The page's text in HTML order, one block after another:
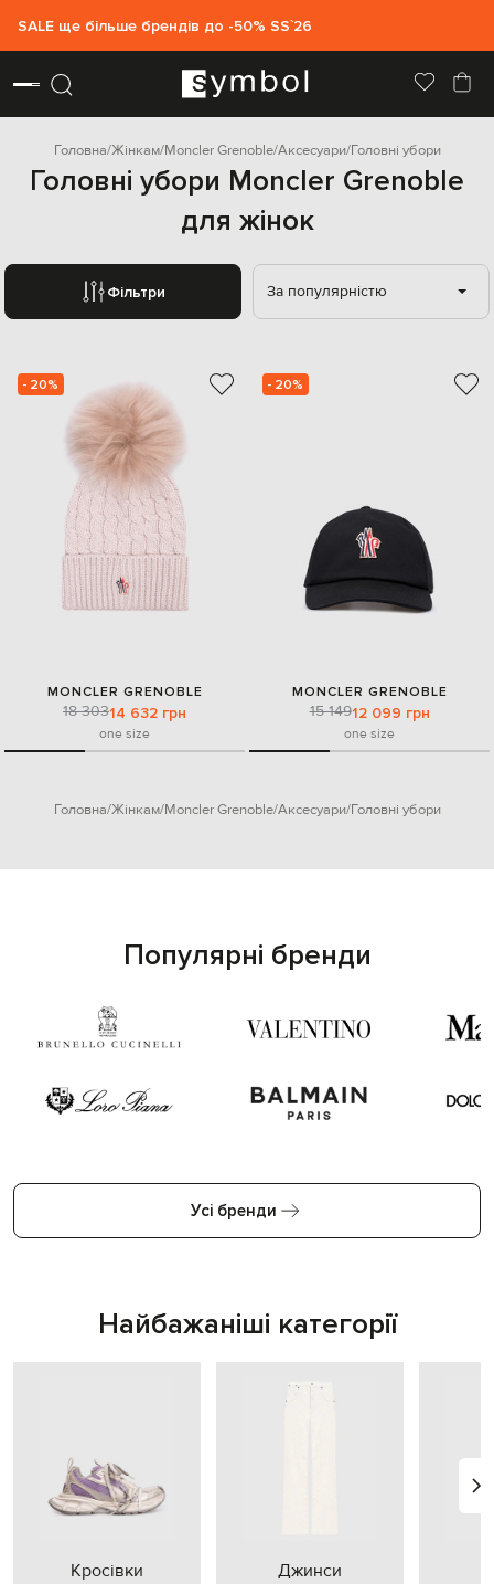
SALE ще більше брендів до -50% SS`26
Головна Жінкам Moncler Grenoble Аксесуари Головні убори
Головні убори Moncler Grenoble
для жінок
Фільтри За популярністю
- 20%
MONCLER GRENOBLE
18 30314 632 грн
one size
- 20%
MONCLER GRENOBLE
15 14912 099 грн
one size
Головна Жінкам Moncler Grenoble Аксесуари Головні убори
Популярні бренди
Усі бренди
Найбажаніші категорії
Кросівки Джинси